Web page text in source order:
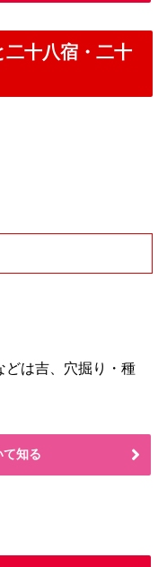
二十八宿・二十
どは吉、穴掘り・種
て知る